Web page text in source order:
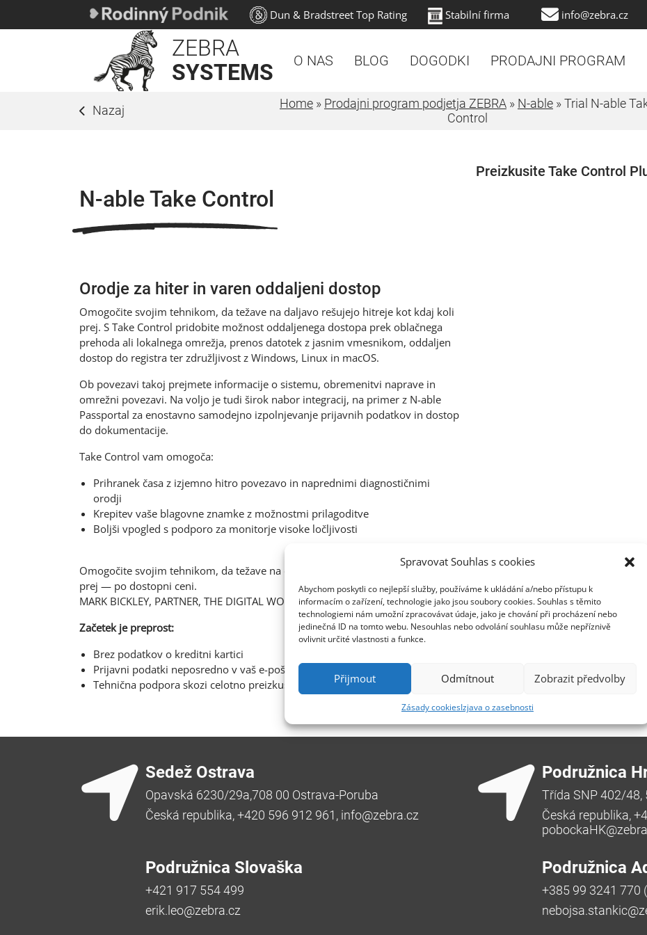
Spravovat Souhlas s cookies
Abychom poskytli co nejlepší služby, používáme k ukládání a/nebo přístupu k
informacím o zařízení, technologie jako jsou soubory cookies. Souhlas s těmito
technologiemi nám umožní zpracovávat údaje, jako je chování při procházení nebo
jedinečná ID na tomto webu. Nesouhlas nebo odvolání souhlasu může nepříznivě
ovlivnit určité vlastnosti a funkce.
Přijmout Odmítnout Zobrazit předvolby
Zásady cookiesIzjava o zasebnosti
Dun & Bradstreet Top Rating Stabilní firma info@zebra.cz
ZEBRA
SYSTEMS
O NAS BLOG DOGODKI PRODAJNI PROGRAM
Nazaj Home » Prodajni program podjetja ZEBRA » N-able »Trial N-able
Control
N-able Take Control
Orodje za hiter in varen oddaljeni dostop
Omogočite svojim tehnikom, da težave na daljavo rešujejo hitreje kot kdaj koli
prej. S Take Control pridobite možnost oddaljenega dostopa prek oblačnega
prehoda ali lokalnega omrežja, prenos datotek z jasnim vmesnikom, oddaljen
dostop do registra ter združljivost z Windows, Linux in macOS.
Ob povezavi takoj prejmete informacije o sistemu, obremenitvi naprave in
omrežni povezavi. Na voljo je tudi širok nabor integracij, na primer z N-able
Passportal za enostavno samodejno izpolnjevanje prijavnih podatkov in dostop
do dokumentacije.
Take Control vam omogoča:
Prihranek časa z izjemno hitro povezavo in naprednimi diagnostičnimi
orodji
Krepitev vaše blagovne znamke z možnostmi prilagoditve
Boljši vpogled s podporo za monitorje visoke ločljivosti
Omogočite svojim tehnikom, da težave na daljavo rešujejo hitreje kot kdaj koli
prej — po dostopni ceni.
MARK BICKLEY, PARTNER, THE DIGITAL WORKSHOPS PARTNERSHIP
Začetek je preprost:
Brez podatkov o kreditni kartici
Prijavni podatki neposredno v vaš e-poštni predal
Tehnična podpora skozi celotno preizkusno obdobje
Preizkusite Take Control
Sedež Ostrava
Opavská 6230/29a,708 00 Ostrava-Poruba
Česká republika, +420 596 912 961, info@zebra.cz
Podružnica
Třída SNP 402/48,
Česká republika,
Podružnica Slovaška
+421 917 554 499
erik.leo@zebra.cz
Podružnica
+385 99 3241 770